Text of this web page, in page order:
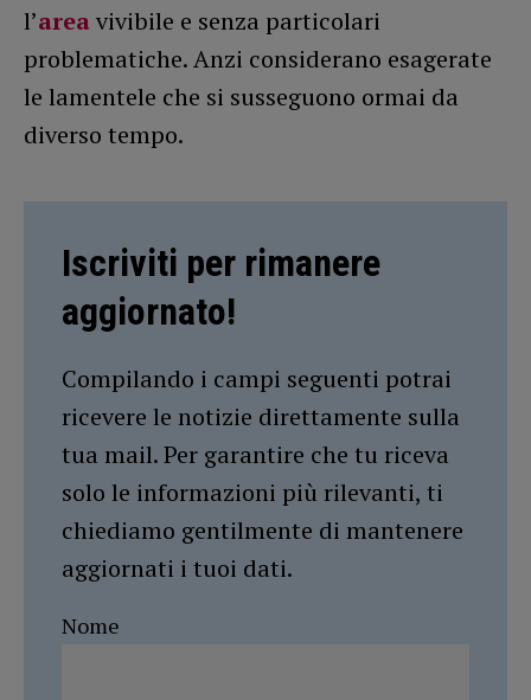
l’areavivibile e senza particolari
problematiche. Anzi considerano esagerate
le lamentele che si susseguono ormai da
diverso tempo.
Iscriviti per rimanere
aggiornato!
Compilando i campi seguenti potrai
ricevere le notizie direttamente sulla
tua mail. Per garantire che tu riceva
solo le informazioni più rilevanti, ti
chiediamo gentilmente di mantenere
aggiornati i tuoi dati.
Nome